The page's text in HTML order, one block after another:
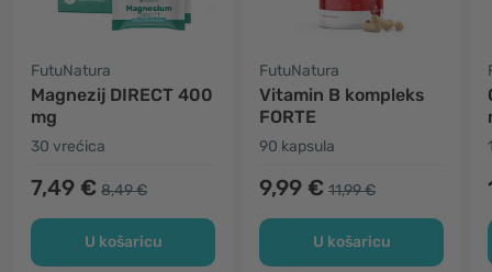
FutuNatura
Magnezij DIRECT 400
mg
30 vrećica
7,49 € 8,49 €
U košaricu
FutuNatura
Vitamin B kompleks
FORTE
90 kapsula
9,99 € 11,99 €
U košaricu